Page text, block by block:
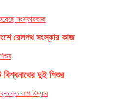
রেলপথ সংস্কার কাজ
বিশ্বনাথের দুই শিশুর